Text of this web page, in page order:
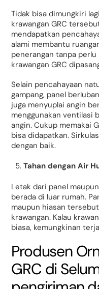
Tidak bisa dimungkiri
krawangan GRC
mendapatkan
alami membantu
penerangan tanpa
krawangan GRC
Selain pencahayaan
gampang, panel
juga menyuplai angin
menggunakan ventilasi
angin. Cukup memakai
bisa didapatkan.
dengan baik.
Tahan dengan Air
Letak dari panel
berada di luar rumah.
maupun hiasan
krawangan. Kalau
biasa, kemungkinan
Produsen
GRC di